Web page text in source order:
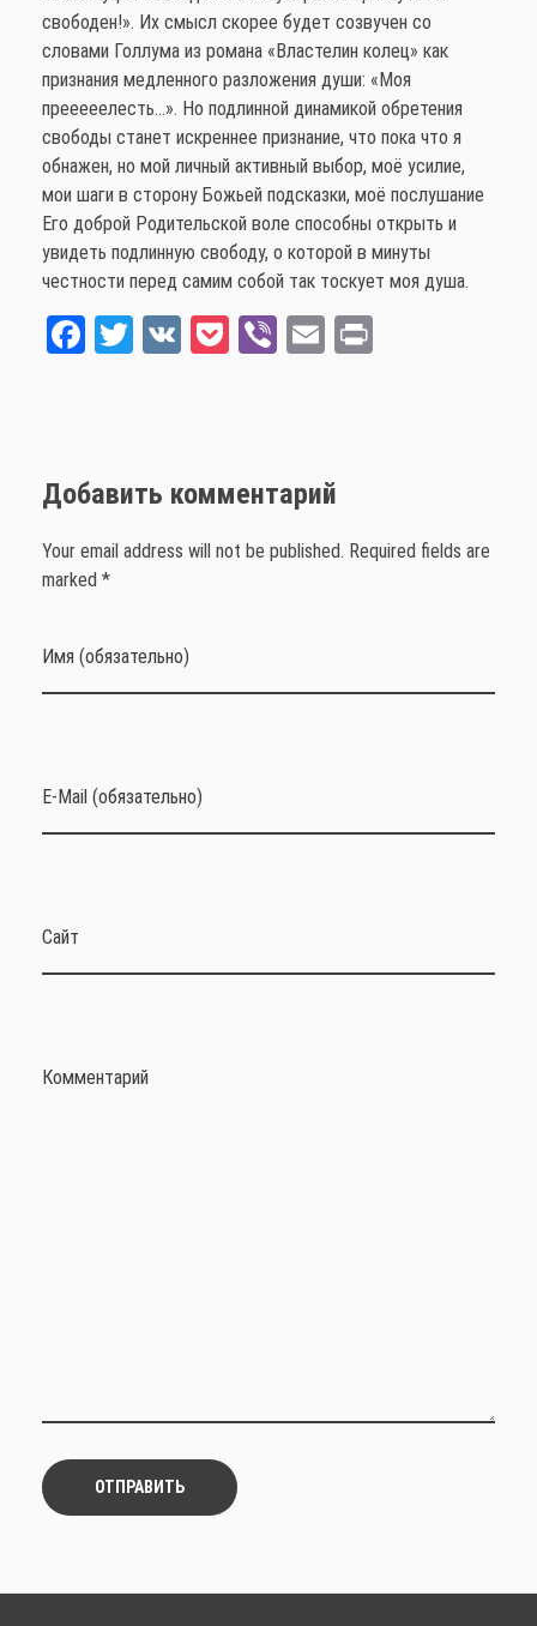
свободен!». Их смысл скорее будет созвучен со
словами Голлума из романа «Властелин колец» как
признания медленного разложения души: «Моя
прееееелесть…». Но подлинной динамикой обретения
свободы станет искреннее признание, что пока что я
обнажен, но мой личный активный выбор, моё усилие,
мои шаги в сторону Божьей подсказки, моё послушание
Его доброй Родительской воле способны открыть и
увидеть подлинную свободу, о которой в минуты
честности перед самим собой так тоскует моя душа.
Fa T
V
Po Vi
E
Добавить комментарий
Your email address will not be published. Required fields are
marked *
Имя (обязательно)
E-Mail (обязательно)
Сайт
Комментарий